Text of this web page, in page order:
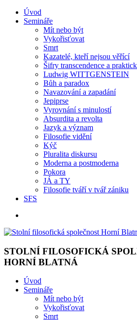
Úvod
Semináře
Mít nebo být
Vykořisťovat
Smrt
Kazatelé, kteří nejsou věřící
Šifry transcendence a
Ludwig WITTGENSTEIN
Bůh a paradox
Navazování a zapadání
Jepiprse
Vyrovnání s minulostí
Absurdita a revolta
Jazyk a význam
Filosofie vidění
Kýč
Pluralita diskursu
Moderna a postmoderna
Pokora
JÁ a TY
Filosofie tváří v tvář zániku
SFS
STOLNÍ FILOSOFICKÁ
HORNÍ BLATNÁ
Úvod
Semináře
Mít nebo být
Vykořisťovat
Smrt